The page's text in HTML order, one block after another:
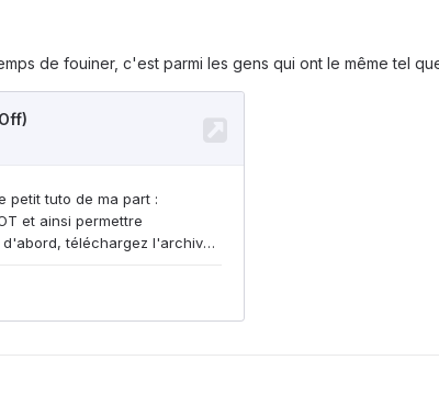
de fouiner, c'est parmi les gens qui ont le même tel